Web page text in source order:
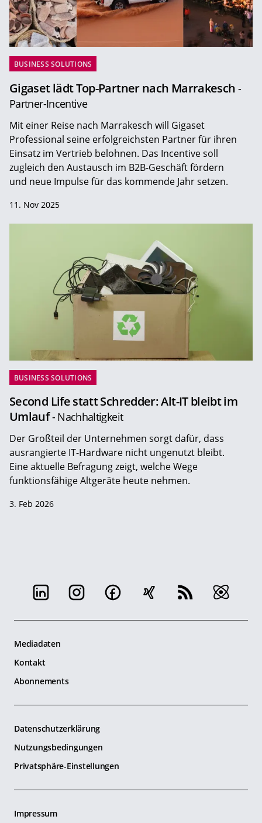
BUSINESS SOLUTIONS
Gigaset lädt Top-Partner nach Marrakesch -
Partner-Incentive
Mit einer Reise nach Marrakesch will Gigaset
Professional seine erfolgreichsten Partner für ihren
Einsatz im Vertrieb belohnen. Das Incentive soll
zugleich den Austausch im B2B-Geschäft fördern
und neue Impulse für das kommende Jahr setzen.
11. Nov 2025
BUSINESS SOLUTIONS
Second Life statt Schredder: Alt-IT bleibt im
Umlauf- Nachhaltigkeit
Der Großteil der Unternehmen sorgt dafür, dass
ausrangierte IT-Hardware nicht ungenutzt bleibt.
Eine aktuelle Befragung zeigt, welche Wege
funktionsfähige Altgeräte heute nehmen.
3. Feb 2026
Mediadaten
Kontakt
Abonnements
Datenschutzerklärung
Nutzungsbedingungen
Privatsphäre-Einstellungen
Impressum